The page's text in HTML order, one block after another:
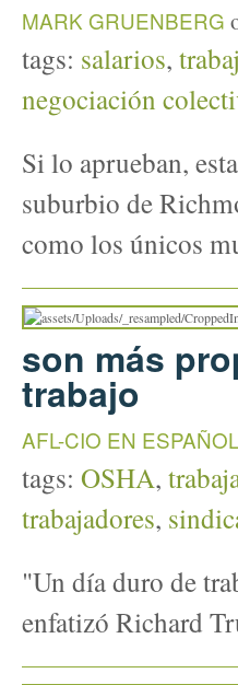
MARK GRUENBERG
tags: salarios,
negociación
Si lo aprueban,
suburbio de
como los únicos
son más
trabajo
AFL-CIO EN ESPAÑOL
tags: OSHA,
trabajadores,
"Un día duro de
enfatizó Richard